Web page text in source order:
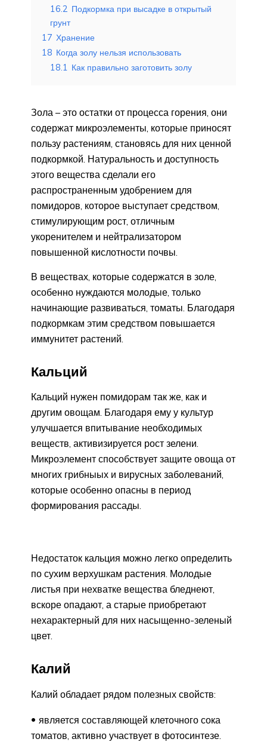
16.2 Подкормка при высадке в открытый
грунт
17 Хранение
18 Когда золу нельзя использовать
18.1 Как правильно заготовить золу
Зола – это остатки от процесса горения, они
содержат микроэлементы, которые приносят
пользу растениям, становясь для них ценной
подкормкой. Натуральность и доступность
этого вещества сделали его
распространенным удобрением для
помидоров, которое выступает средством,
стимулирующим рост, отличным
укоренителем и нейтрализатором
повышенной кислотности почвы.
В веществах, которые содержатся в золе,
особенно нуждаются молодые, только
начинающие развиваться, томаты. Благодаря
подкормкам этим средством повышается
иммунитет растений.
Кальций
Кальций нужен помидорам так же, как и
другим овощам. Благодаря ему у культур
улучшается впитывание необходимых
веществ, активизируется рост зелени.
Микроэлемент способствует защите овоща от
многих грибныых и вирусных заболеваний,
которые особенно опасны в период
формирования рассады.
Недостаток кальция можно легко определить
по сухим верхушкам растения. Молодые
листья при нехватке вещества бледнеют,
вскоре опадают, а старые приобретают
нехарактерный для них насыщенно-зеленый
цвет.
Калий
Калий обладает рядом полезных свойств:
является составляющей клеточного сока
томатов, активно участвует в фотосинтезе.